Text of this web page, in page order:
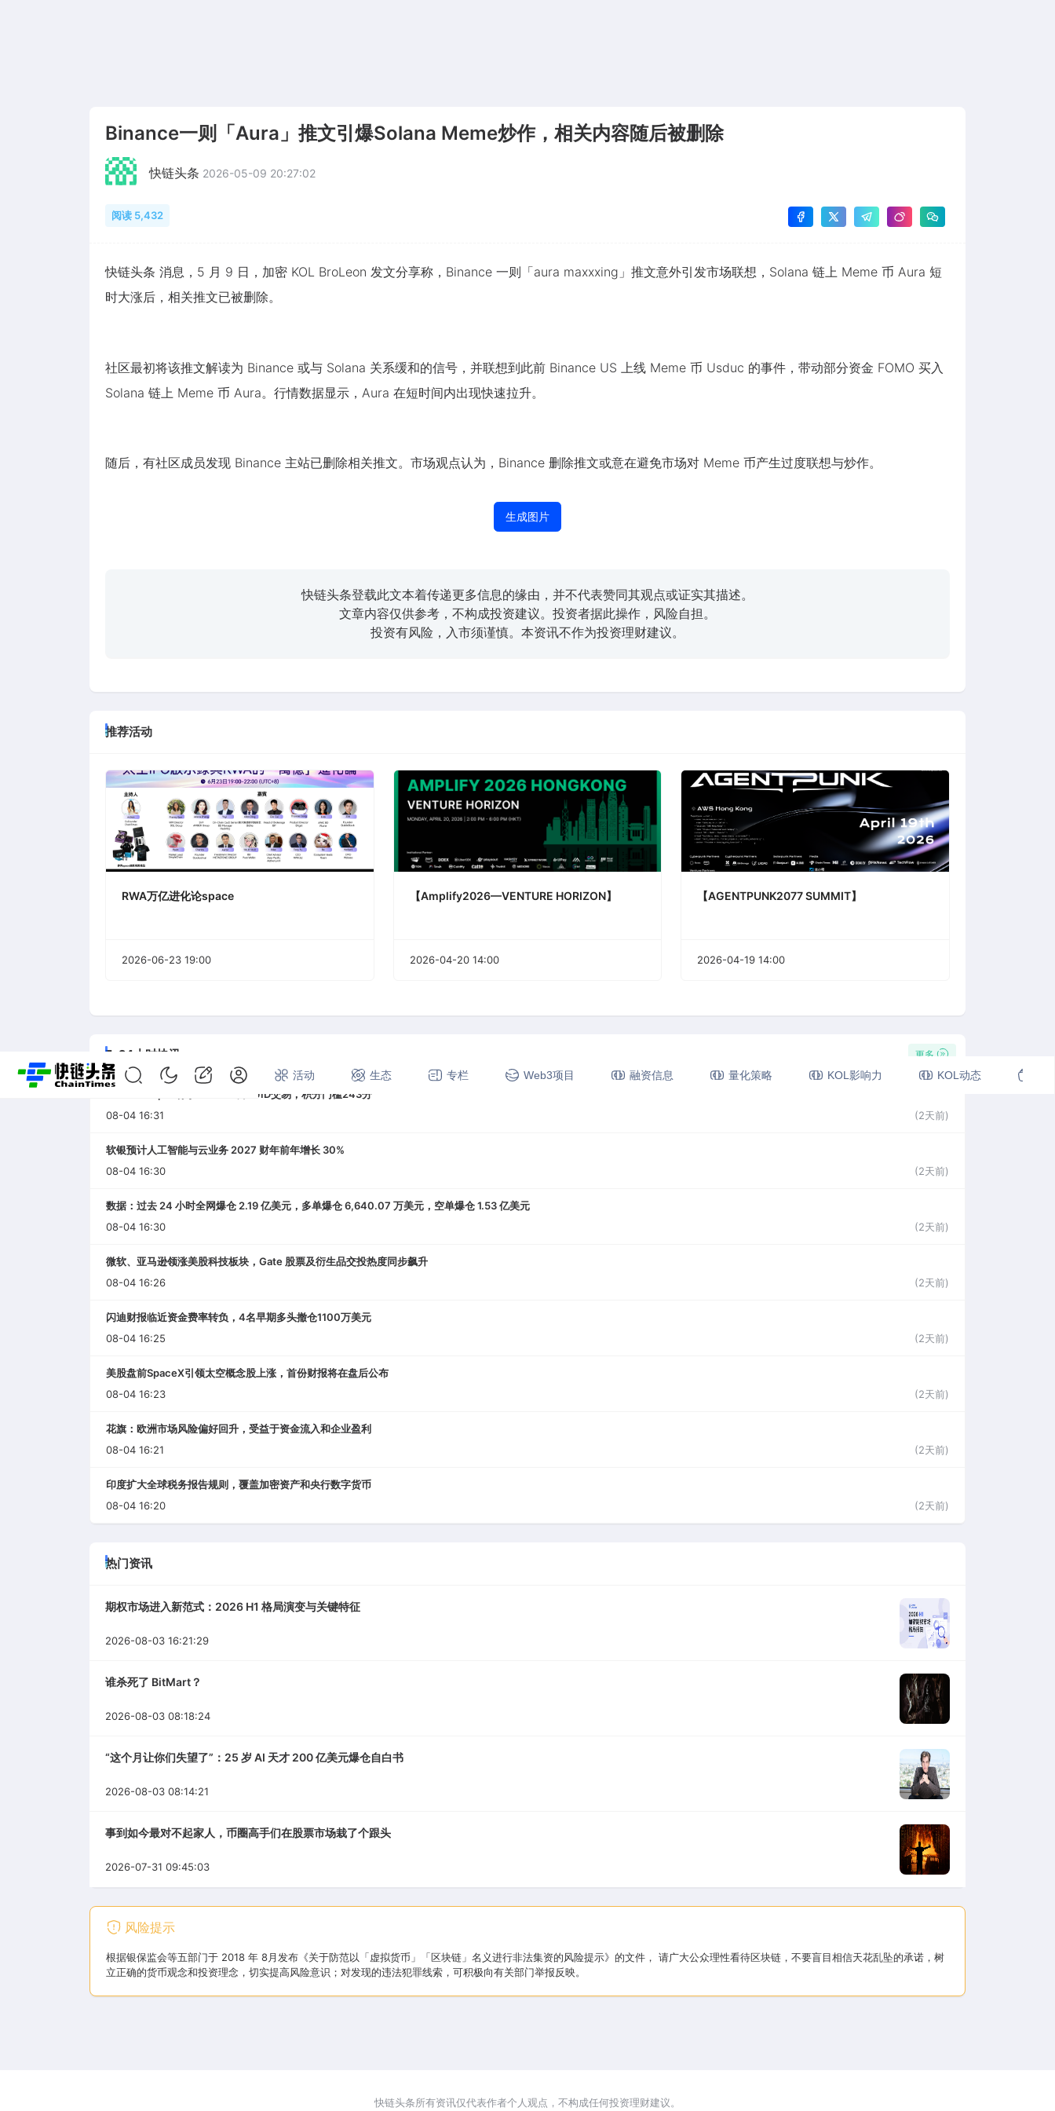
首页 快讯 专题 活动 生态 专栏 Web3项目 融资信息 量化策略 KOL影响力 KOL动态
Binance一则「Aura」推文引爆Solana Meme炒作，相关内容随后被删除
快链头条 2026-05-09 20:27:02
阅读 5,432
快链头条 消息，5 月 9 日，加密 KOL BroLeon 发文分享称，Binance 一则「aura maxxxing」推文意外引发市场联想，Solana 链上 Meme 币 Aura 短
时大涨后，相关推文已被删除。
社区最初将该推文解读为 Binance 或与 Solana 关系缓和的信号，并联想到此前 Binance US 上线 Meme 币 Usduc 的事件，带动部分资金 FOMO 买入
Solana 链上 Meme 币 Aura。行情数据显示，Aura 在短时间内出现快速拉升。
随后，有社区成员发现 Binance 主站已删除相关推文。市场观点认为，Binance 删除推文或意在避免市场对 Meme 币产生过度联想与炒作。
生成图片
快链头条登载此文本着传递更多信息的缘由，并不代表赞同其观点或证实其描述。
文章内容仅供参考，不构成投资建议。投资者据此操作，风险自担。
投资有风险，入市须谨慎。本资讯不作为投资理财建议。
推荐活动
RWA万亿进化论space
2026-06-23 19:00
【Amplify2026—VENTURE HORIZON】
2026-04-20 14:00
【AGENTPUNK2077 SUMMIT】
2026-04-19 14:00
7*24小时快讯 更多
Binance Alpha将于21:00上线QUID交易，积分门槛243分
08-04 16:31
(2天前)
软银预计人工智能与云业务 2027 财年前年增长 30%
08-04 16:30
(2天前)
数据：过去 24 小时全网爆仓 2.19 亿美元，多单爆仓 6,640.07 万美元，空单爆仓 1.53 亿美元
08-04 16:30
(2天前)
微软、亚马逊领涨美股科技板块，Gate 股票及衍生品交投热度同步飙升
08-04 16:26
(2天前)
闪迪财报临近资金费率转负，4名早期多头撤仓1100万美元
08-04 16:25
(2天前)
美股盘前SpaceX引领太空概念股上涨，首份财报将在盘后公布
08-04 16:23
(2天前)
花旗：欧洲市场风险偏好回升，受益于资金流入和企业盈利
08-04 16:21
(2天前)
印度扩大全球税务报告规则，覆盖加密资产和央行数字货币
08-04 16:20
(2天前)
热门资讯
期权市场进入新范式：2026 H1 格局演变与关键特征
2026-08-03 16:21:29
谁杀死了 BitMart？
2026-08-03 08:18:24
“这个月让你们失望了”：25 岁 AI 天才 200 亿美元爆仓自白书
2026-08-03 08:14:21
事到如今最对不起家人，币圈高手们在股票市场栽了个跟头
2026-07-31 09:45:03
风险提示
根据银保监会等五部门于 2018 年 8月发布《关于防范以「虚拟货币」「区块链」名义进行非法集资的风险提示》的文件， 请广大公众理性看待区块链，不要盲目相信天花乱坠的承诺，树
立正确的货币观念和投资理念，切实提高风险意识；对发现的违法犯罪线索，可积极向有关部门举报反映。
快链头条所有资讯仅代表作者个人观点，不构成任何投资理财建议。